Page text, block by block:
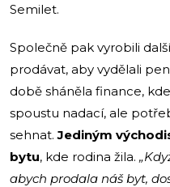
Semilet.
Společně pak vyrobili
prodávat, aby vydělali
době sháněla finance,
spoustu nadací, ale
sehnat.Jediným
bytu, kde rodina žila.
abych prodala náš byt,